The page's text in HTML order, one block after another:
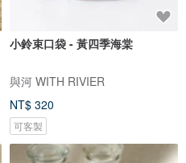
小鈴束口袋 - 黃四季海棠
與河 WITH RIVIER
NT$ 320
可客製